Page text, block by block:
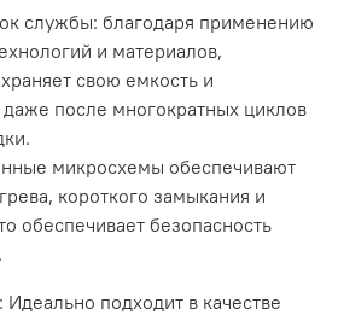
службы: благодаря применению
и материалов,
свою емкость и
после многократных циклов
микросхемы обеспечивают
короткого замыкания и
обеспечивает безопасность
подходит в качестве